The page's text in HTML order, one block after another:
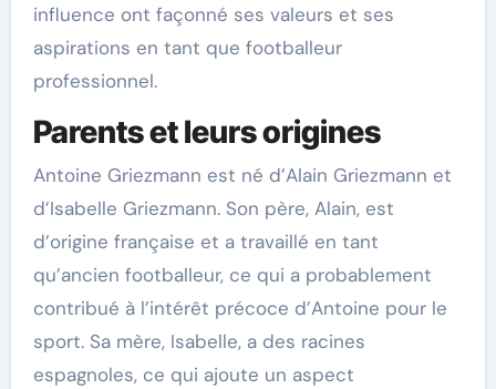
influence ont façonné ses valeurs et ses
aspirations en tant que footballeur
professionnel.
Parents et leurs origines
Antoine Griezmann est né d’Alain Griezmann et
d’Isabelle Griezmann. Son père, Alain, est
d’origine française et a travaillé en tant
qu’ancien footballeur, ce qui a probablement
contribué à l’intérêt précoce d’Antoine pour le
sport. Sa mère, Isabelle, a des racines
espagnoles, ce qui ajoute un aspect